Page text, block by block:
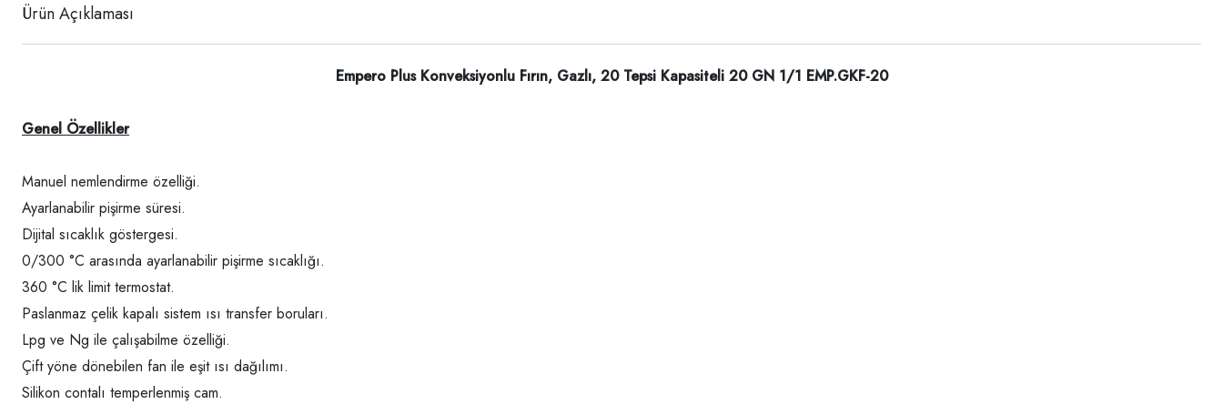
Ürün Açıklaması
Empero Plus Konveksiyonlu Fırın, Gazlı, 20 Tepsi Kapasiteli 20 GN 1/1 EMP.GKF-20
Genel Özellikler
Manuel nemlendirme özelliği.
Ayarlanabilir pişirme süresi.
Dijital sıcaklık göstergesi.
0/300 °C arasında ayarlanabilir pişirme sıcaklığı.
360 °C lik limit termostat.
Paslanmaz çelik kapalı sistem ısı transfer boruları.
Lpg ve Ng ile çalışabilme özelliği.
Çift yöne dönebilen fan ile eşit ısı dağılımı.
Silikon contalı temperlenmiş cam.